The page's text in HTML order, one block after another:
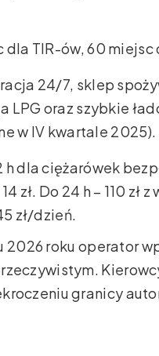
dla TIR-ów, 60 miejsc
24/7, sklep
LPG oraz szybkie
w IV kwartale 2025).
h dla ciężarówek
zł. Do 24 h – 110 zł
zł/dzień.
2026 roku operator
granicy